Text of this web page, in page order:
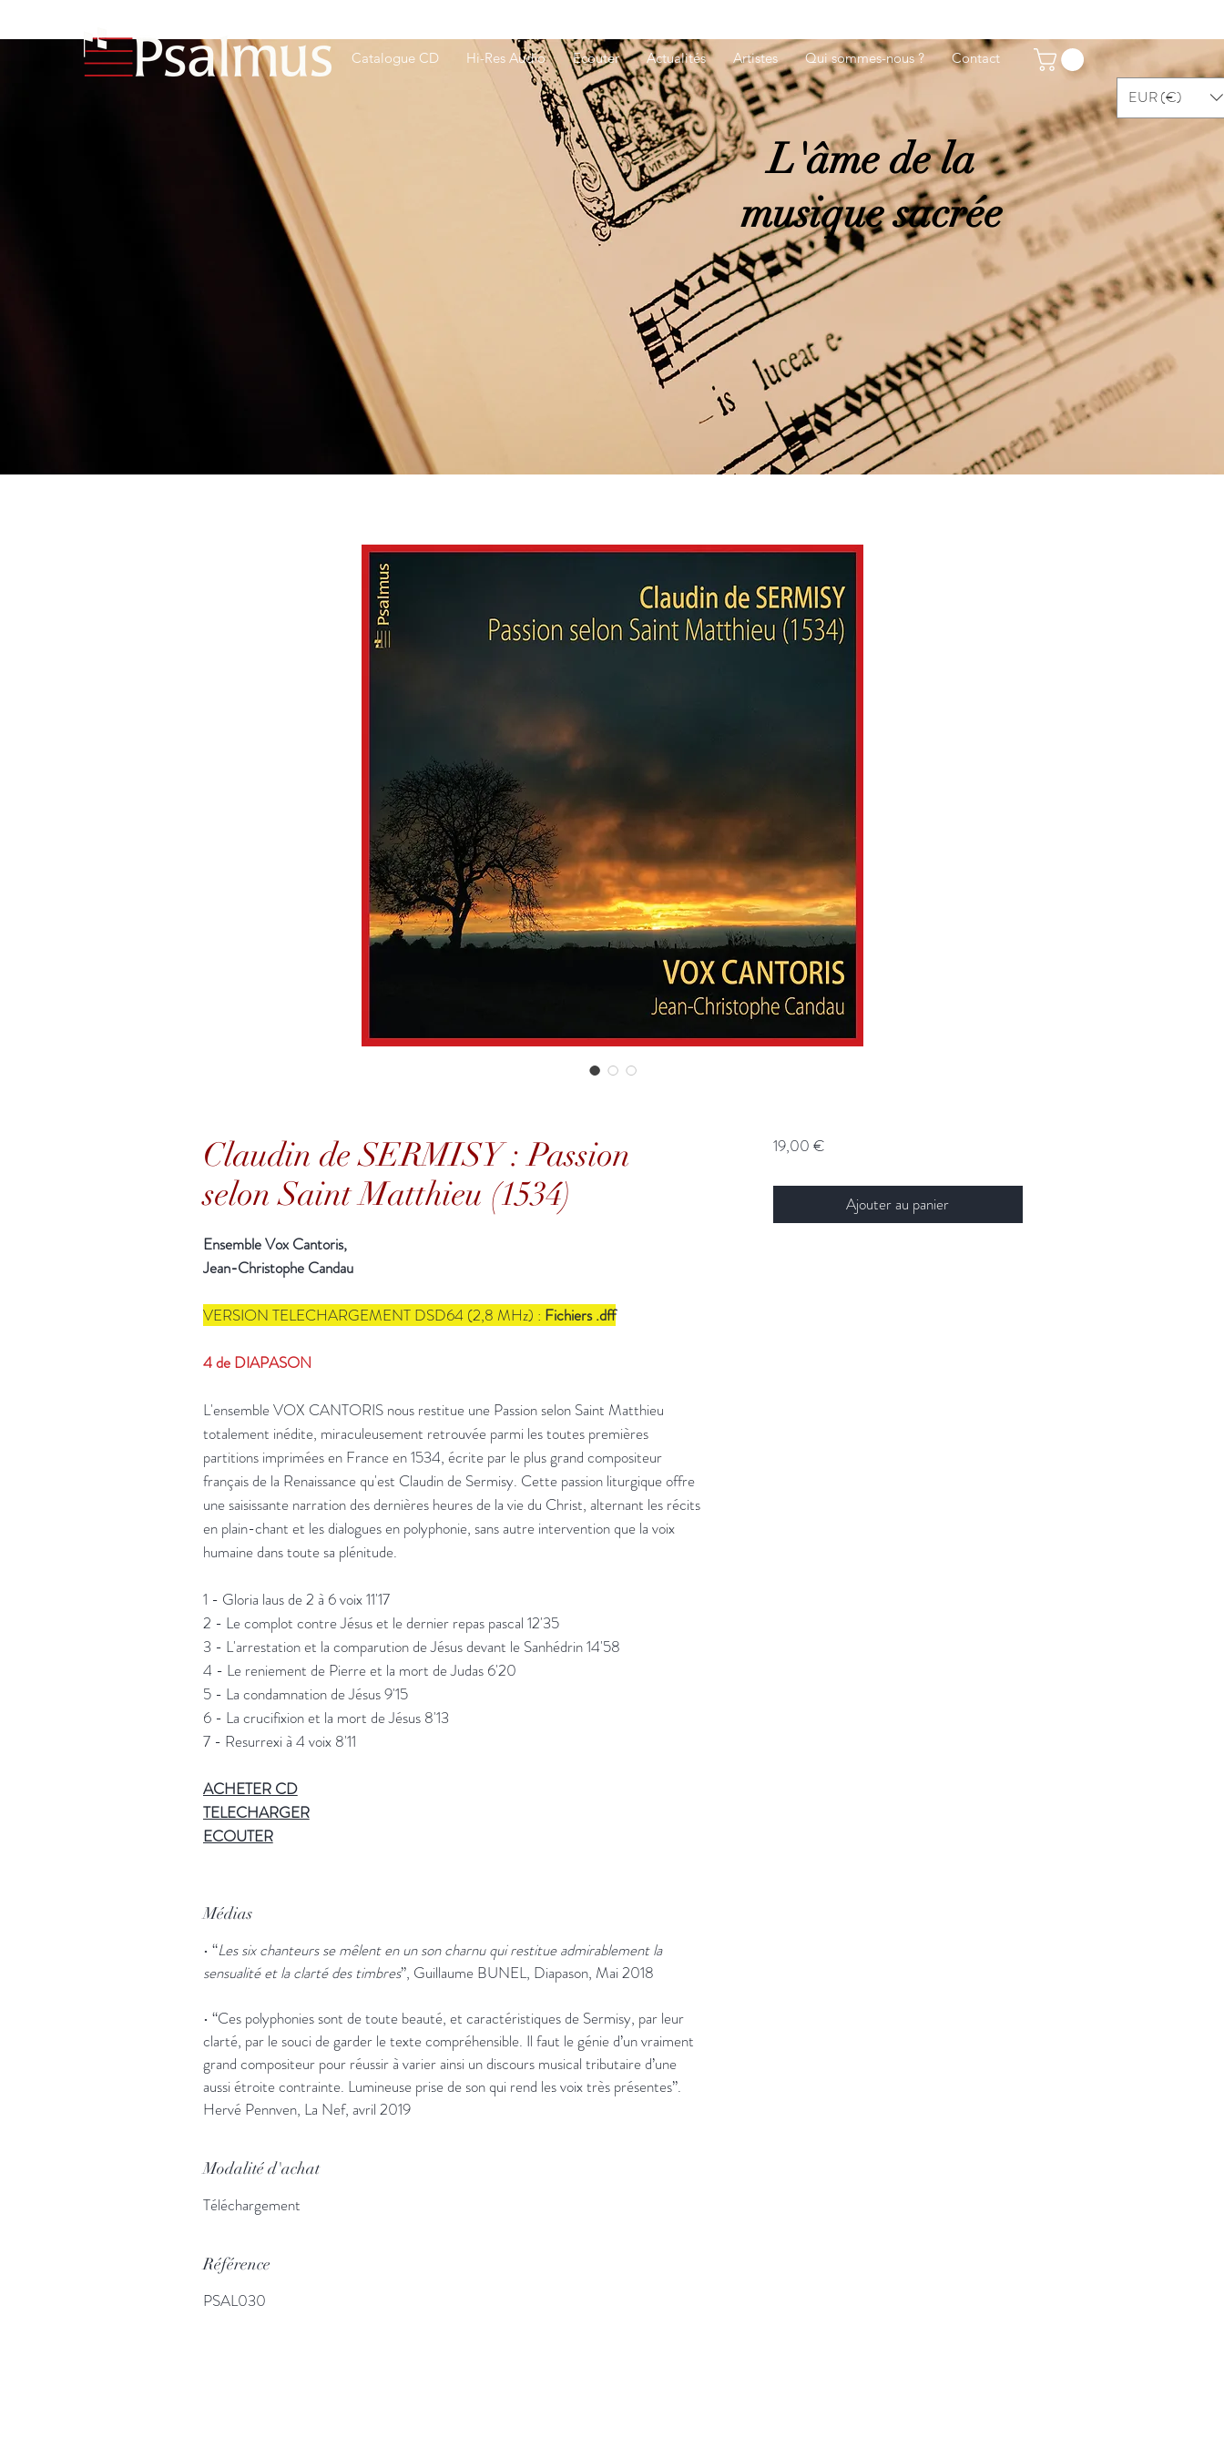
Catalogue CD Hi-Res Audio Ecouter Actualités Artistes Qui sommes-nous ? Contact
EUR (€)
L'âme de la
musique sacrée
Claudin de SERMISY : Passion
selon Saint Matthieu (1534)
Ensemble Vox Cantoris,
Jean-Christophe Candau
VERSION TELECHARGEMENT DSD64 (2,8 MHz) : Fichiers .dff
4 de DIAPASON
L'ensemble VOX CANTORIS nous restitue une Passion selon Saint Matthieu
totalement inédite, miraculeusement retrouvée parmi les toutes premières
partitions imprimées en France en 1534, écrite par le plus grand compositeur
français de la Renaissance qu'est Claudin de Sermisy. Cette passion liturgique offre
une saisissante narration des dernières heures de la vie du Christ, alternant les récits
en plain-chant et les dialogues en polyphonie, sans autre intervention que la voix
humaine dans toute sa plénitude.
1 - Gloria laus de 2 à 6 voix 11'17
2 - Le complot contre Jésus et le dernier repas pascal 12'35
3 - L'arrestation et la comparution de Jésus devant le Sanhédrin 14'58
4 - Le reniement de Pierre et la mort de Judas 6'20
5 - La condamnation de Jésus 9'15
6 - La crucifixion et la mort de Jésus 8'13
7 - Resurrexi à 4 voix 8'11
ACHETERCD
TELECHARGER
ECOUTER
Médias
• “Les six chanteurs se mêlent en un son charnu qui restitue admirablement la
sensualité et la clarté des timbres”, Guillaume BUNEL, Diapason, Mai 2018
• “Ces polyphonies sont de toute beauté, et caractéristiques de Sermisy, par leur
clarté, par le souci de garder le texte compréhensible. Il faut le génie d’un vraiment
grand compositeur pour réussir à varier ainsi un discours musical tributaire d’une
aussi étroite contrainte. Lumineuse prise de son qui rend les voix très présentes”.
Hervé Pennven, La Nef, avril 2019
Modalité d'achat
Téléchargement
Référence
PSAL030
19,00 €
Ajouter au panier